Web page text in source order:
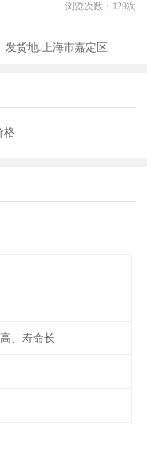
浏览次数： 129次
发货地: 上海市嘉定区
格
、寿命长